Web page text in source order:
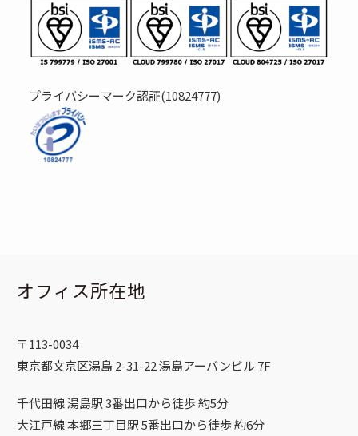
プライバシーマーク認証(10824777)
オフィス所在地
〒113-0034
東京都文京区湯島 2-31-22 湯島アーバンビル 7F
千代田線 湯島駅 3番出口から徒歩 約5分
大江戸線 本郷三丁目駅 5番出口から徒歩 約6分